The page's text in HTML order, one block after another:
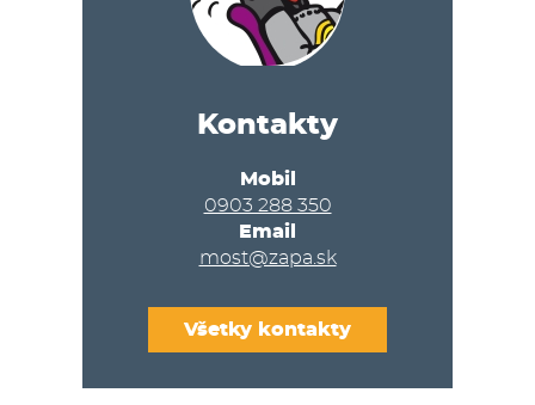
Kontakty
Mobil
0903 288 350
Email
most@zapa.sk
Všetky kontakty